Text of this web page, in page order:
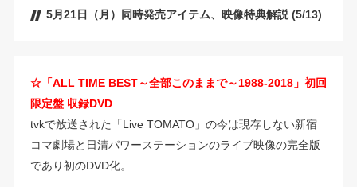
5月21日（月）同時発売アイテム、映像特典解説 (5/13)
☆「ALL TIME BEST～全部このままで～1988-2018」初回
限定盤 収録DVD
tvkで放送された「Live TOMATO」の今は現存しない新宿
コマ劇場と日清パワーステーションのライブ映像の完全版
であり初のDVD化。